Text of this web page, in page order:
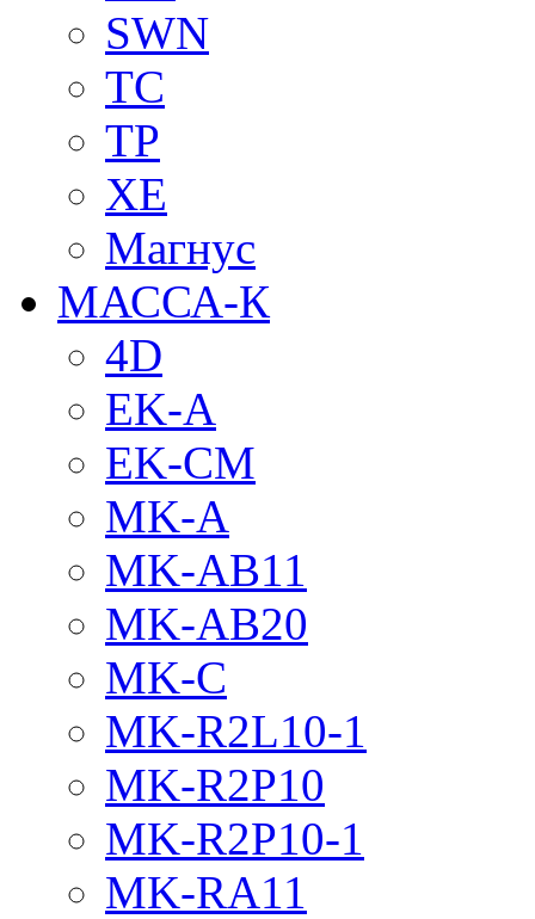
SWN
TC
TP
XE
Магнус
МАССА-К
4D
EK-A
EK-CM
MK-A
MK-AB11
MK-AB20
MK-C
MK-R2L10-1
MK-R2P10
MK-R2P10-1
MK-RA11